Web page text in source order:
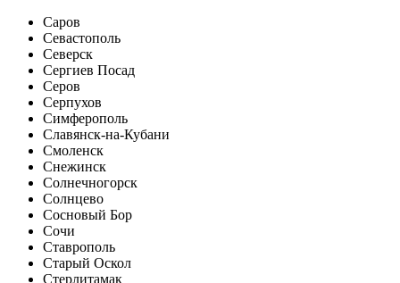
Саров
Севастополь
Северск
Сергиев Посад
Серов
Серпухов
Симферополь
Славянск-на-Кубани
Смоленск
Снежинск
Солнечногорск
Солнцево
Сосновый Бор
Сочи
Ставрополь
Старый Оскол
Стерлитамак